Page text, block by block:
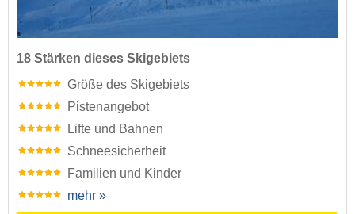
18 Stärken dieses Skigebiets
Größe des Skigebiets
Pistenangebot
Lifte und Bahnen
Schneesicherheit
Familien und Kinder
mehr »